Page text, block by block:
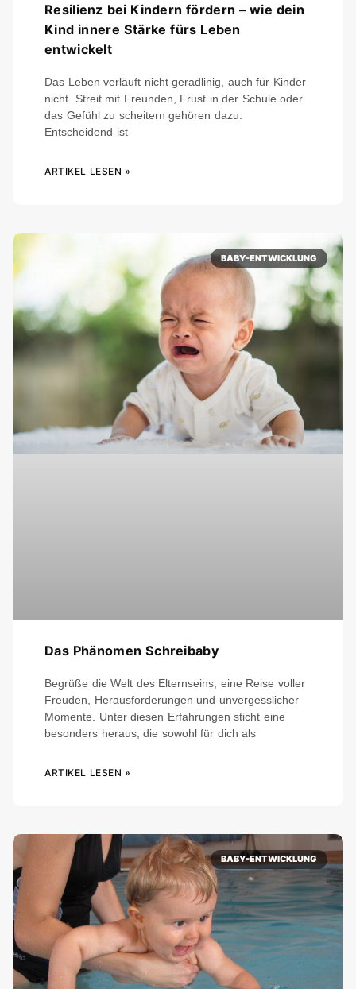
Resilienz bei Kindern fördern – wie dein
Kind innere Stärke fürs Leben
entwickelt
Das Leben verläuft nicht geradlinig, auch für Kinder
nicht. Streit mit Freunden, Frust in der Schule oder
das Gefühl zu scheitern gehören dazu.
Entscheidend ist
ARTIKEL LESEN »
BABY-ENTWICKLUNG
Das Phänomen Schreibaby
Begrüße die Welt des Elternseins, eine Reise voller
Freuden, Herausforderungen und unvergesslicher
Momente. Unter diesen Erfahrungen sticht eine
besonders heraus, die sowohl für dich als
ARTIKEL LESEN »
BABY-ENTWICKLUNG